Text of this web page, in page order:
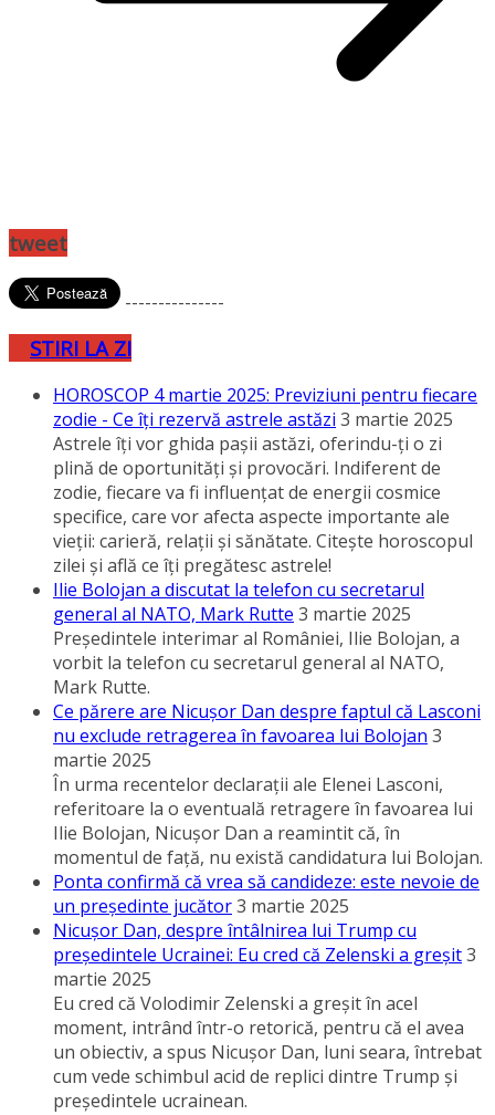
tweet
---------------
STIRI LA ZI
HOROSCOP 4 martie 2025: Previziuni pentru fiecare
zodie - Ce îţi rezervă astrele astăzi 3 martie 2025
Astrele îţi vor ghida paşii astăzi, oferindu-ţi o zi
plină de oportunităţi şi provocări. Indiferent de
zodie, fiecare va fi influenţat de energii cosmice
specifice, care vor afecta aspecte importante ale
vieţii: carieră, relaţii şi sănătate. Citeşte horoscopul
zilei şi află ce îţi pregătesc astrele!
Ilie Bolojan a discutat la telefon cu secretarul
general al NATO, Mark Rutte 3 martie 2025
Preşedintele interimar al României, Ilie Bolojan, a
vorbit la telefon cu secretarul general al NATO,
Mark Rutte.
Ce părere are Nicuşor Dan despre faptul că Lasconi
nu exclude retragerea în favoarea lui Bolojan 3
martie 2025
În urma recentelor declaraţii ale Elenei Lasconi,
referitoare la o eventuală retragere în favoarea lui
Ilie Bolojan, Nicuşor Dan a reamintit că, în
momentul de faţă, nu există candidatura lui Bolojan.
Ponta confirmă că vrea să candideze: este nevoie de
un preşedinte jucător3 martie 2025
Nicuşor Dan, despre întâlnirea lui Trump cu
preşedintele Ucrainei: Eu cred că Zelenski a greşit3
martie 2025
Eu cred că Volodimir Zelenski a greşit în acel
moment, intrând într-o retorică, pentru că el avea
un obiectiv, a spus Nicuşor Dan, luni seara, întrebat
cum vede schimbul acid de replici dintre Trump şi
preşedintele ucrainean.